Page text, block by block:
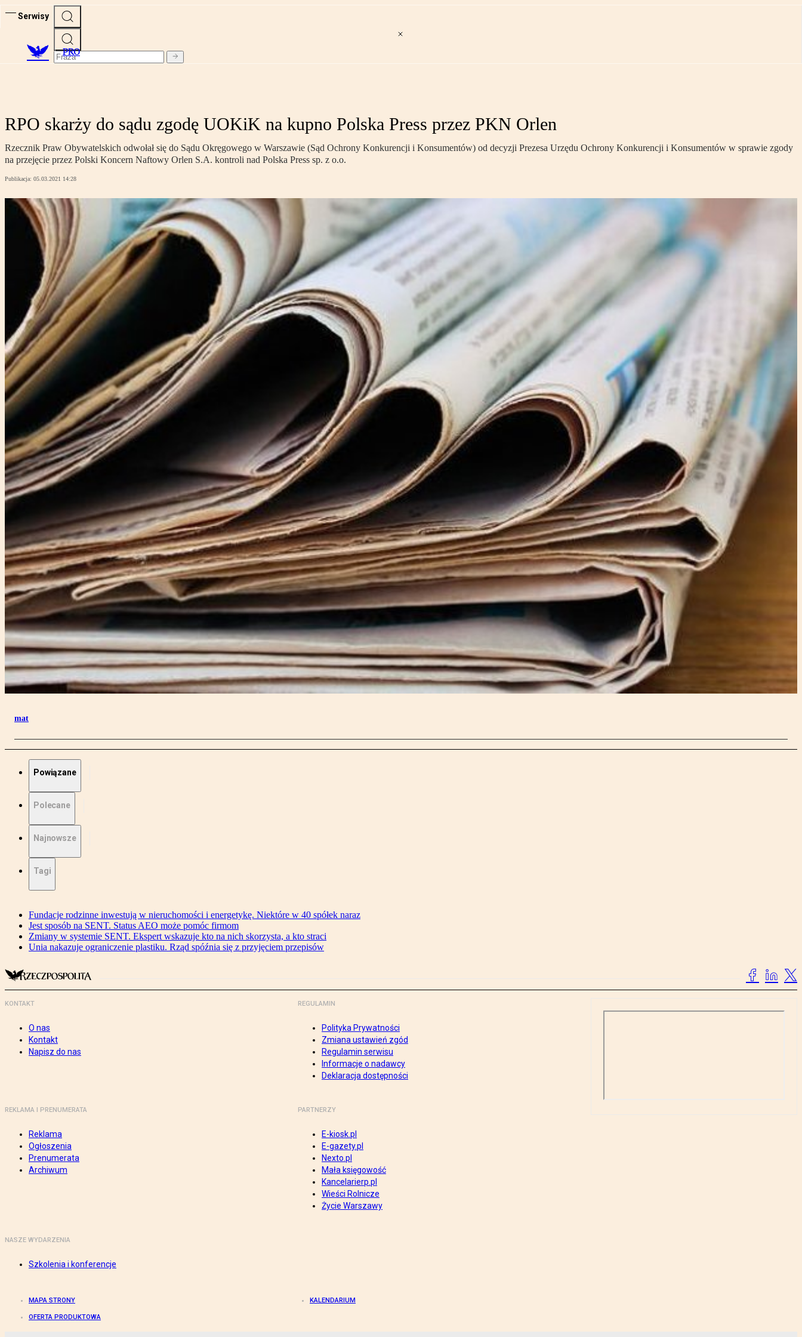
Serwisy
PRO
RPO skarży do sądu zgodę UOKiK na kupno Polska Press przez PKN Orlen
Rzecznik Praw Obywatelskich odwołał się do Sądu Okręgowego w Warszawie (Sąd Ochrony Konkurencji i Konsumentów) od decyzji Prezesa Urzędu Ochrony Konkurencji i Konsumentów w sprawie zgody
na przejęcie przez Polski Koncern Naftowy Orlen S.A. kontroli nad Polska Press sp. z o.o.
Publikacja: 05.03.2021 14:28
mat
Powiązane
Polecane
Najnowsze
Tagi
Fundacje rodzinne inwestują w nieruchomości i energetykę. Niektóre w 40 spółek naraz
Jest sposób na SENT. Status AEO może pomóc firmom
Zmiany w systemie SENT. Ekspert wskazuje kto na nich skorzysta, a kto straci
Unia nakazuje ograniczenie plastiku. Rząd spóźnia się z przyjęciem przepisów
KONTAKT
O nas
Kontakt
Napisz do nas
REGULAMIN
Polityka Prywatności
Zmiana ustawień zgód
Regulamin serwisu
Informacje o nadawcy
Deklaracja dostępności
REKLAMA I PRENUMERATA
Reklama
Ogłoszenia
Prenumerata
Archiwum
PARTNERZY
E-kiosk.pl
E-gazety.pl
Nexto.pl
Mała księgowość
Kancelarierp.pl
Wieści Rolnicze
Życie Warszawy
NASZE WYDARZENIA
Szkolenia i konferencje
MAPA STRONY KALENDARIUM
OFERTA PRODUKTOWA